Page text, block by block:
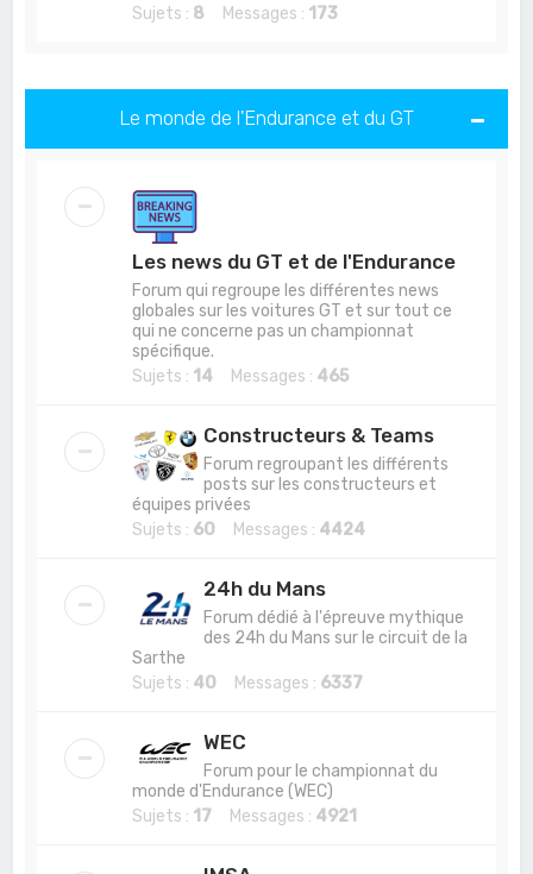
Sujets : 8 Messages : 173
Le monde de l'Endurance et du GT
Les news du GT et de l'Endurance
Forum qui regroupe les différentes news
globales sur les voitures GT et sur tout ce
qui ne concerne pas un championnat
spécifique.
Sujets : 14 Messages : 465
Constructeurs & Teams
Forum regroupant les différents
posts sur les constructeurs et
équipes privées
Sujets : 60 Messages : 4424
24h du Mans
Forum dédié à l'épreuve mythique
des 24h du Mans sur le circuit de la
Sarthe
Sujets : 40 Messages : 6337
WEC
Forum pour le championnat du
monde d'Endurance (WEC)
Sujets : 17 Messages : 4921